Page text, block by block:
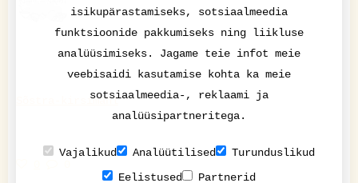
Sõstra-kirsimahl
isikupärastamiseks, sotsiaalmeedia
funktsioonide pakkumiseks ning liikluse
analüüsimiseks. Jagame teie infot meie
veebisaidi kasutamise kohta ka meie
sotsiaalmeedia-, reklaami ja
analüüsipartneritega.
Vajalikud Analüütilised
Turunduslikud
Eelistused
Partnerid